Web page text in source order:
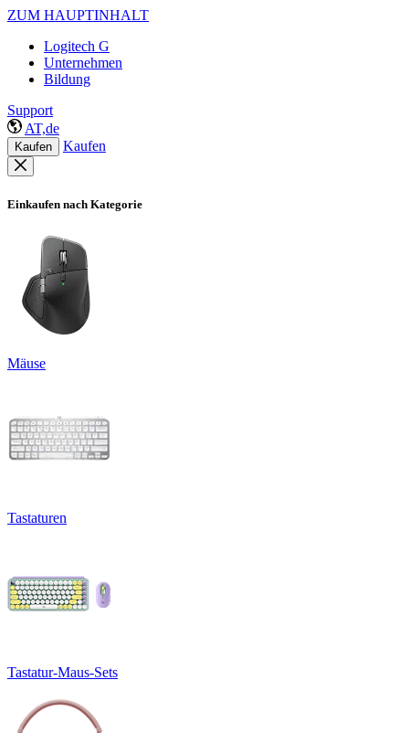
ZUM HAUPTINHALT
Logitech G
Unternehmen
Bildung
Support
AT,de
Kaufen Kaufen
Einkaufen nach Kategorie
Mäuse
Tastaturen
Tastatur-Maus-Sets